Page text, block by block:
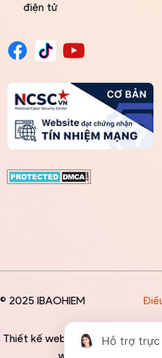
điện tử
© 2025 IBAOHIEM
Thiết kế website độc quyền bởi
Hỗ trợ trực